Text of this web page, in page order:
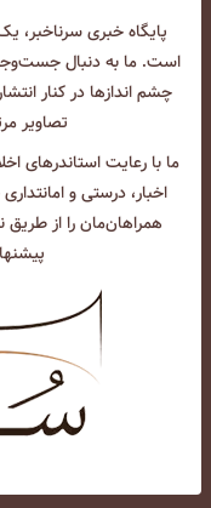
پایگاه خبری سرناخبر،
است. ما به دنبال
چشم انداز‌ها در کنار
تصاویر
ما با رعایت استاندرهای
اخبار، درستی و
همراهان‌مان را از